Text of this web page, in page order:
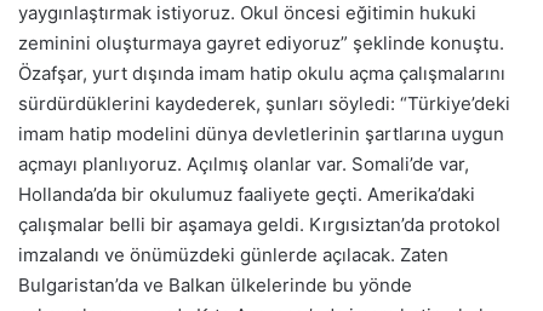
yaygınlaştırmak istiyoruz. Okul öncesi eğitimin hukuki
zeminini oluşturmaya gayret ediyoruz” şeklinde konuştu.
Özafşar, yurt dışında imam hatip okulu açma çalışmalarını
sürdürdüklerini kaydederek, şunları söyledi: “Türkiye’deki
imam hatip modelini dünya devletlerinin şartlarına uygun
açmayı planlıyoruz. Açılmış olanlar var. Somali’de var,
Hollanda’da bir okulumuz faaliyete geçti. Amerika’daki
çalışmalar belli bir aşamaya geldi. Kırgısiztan’da protokol
imzalandı ve önümüzdeki günlerde açılacak. Zaten
Bulgaristan’da ve Balkan ülkelerinde bu yönde